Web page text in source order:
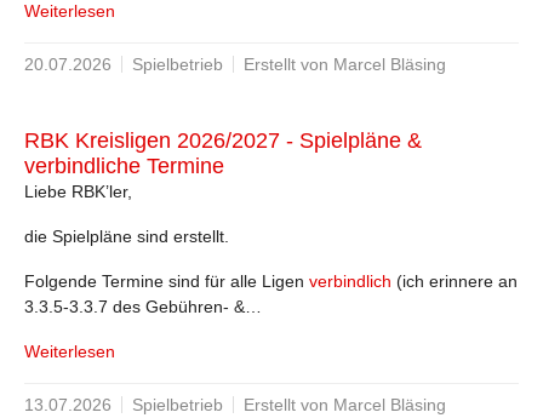
Weiterlesen
20.07.2026 Spielbetrieb Erstellt von Marcel Bläsing
RBK Kreisligen 2026/2027 - Spielpläne &
verbindliche Termine
Liebe RBK’ler,
die Spielpläne sind erstellt.
Folgende Termine sind für alle Ligen verbindlich (ich erinnere an
3.3.5-3.3.7 des Gebühren- &…
Weiterlesen
13.07.2026 Spielbetrieb Erstellt von Marcel Bläsing